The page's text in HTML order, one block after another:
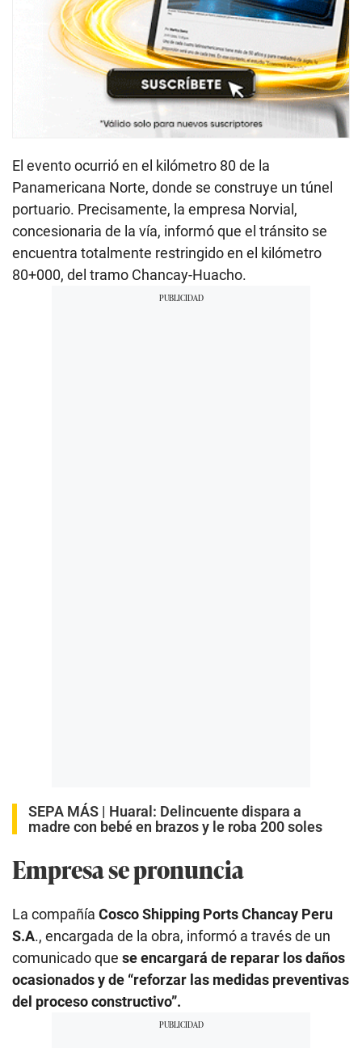
El evento ocurrió en el kilómetro 80 de la
Panamericana Norte, donde se construye un túnel
portuario. Precisamente, la empresa Norvial,
concesionaria de la vía, informó que el tránsito se
encuentra totalmente restringido en el kilómetro
80+000, del tramo Chancay-Huacho.
SEPA MÁS | Huaral: Delincuente dispara a
madre con bebé en brazos y le roba 200 soles
Empresa se pronuncia
La compañía Cosco Shipping Ports Chancay Peru
S.A., encargada de la obra, informó a través de un
comunicado que se encargará de reparar los daños
ocasionados y de “reforzar las medidas preventivas
del proceso constructivo”.